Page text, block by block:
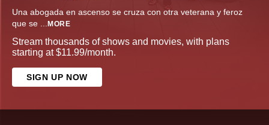
Una abogada en ascenso se cruza con otra veterana y feroz
que se ... MORE
Stream thousands of shows and movies, with plans
starting at $11.99/month.
SIGN UP NOW